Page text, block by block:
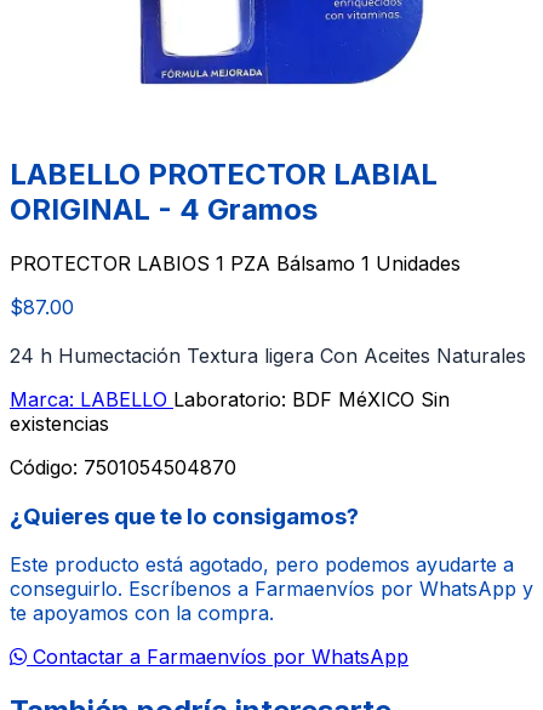
LABELLO PROTECTOR LABIAL
ORIGINAL - 4 Gramos
PROTECTOR LABIOS 1 PZA Bálsamo 1 Unidades
$87.00
24 h Humectación Textura ligera Con Aceites Naturales
Marca: LABELLO Laboratorio: BDF MéXICO Sin
existencias
Código: 7501054504870
¿Quieres que te lo consigamos?
Este producto está agotado, pero podemos ayudarte a
conseguirlo. Escríbenos a Farmaenvíos por WhatsApp y
te apoyamos con la compra.
Contactar a Farmaenvíos por WhatsApp